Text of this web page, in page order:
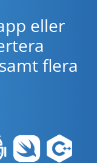
eller
flera